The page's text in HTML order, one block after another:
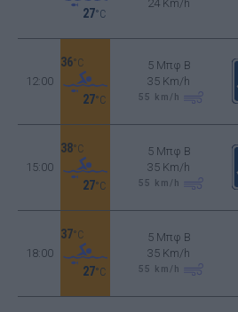
27°C
24 Km/h
12:00
36°C
27°C
5 Μπφ B
35 Km/h
55 km/h
15:00
38°C
27°C
5 Μπφ B
35 Km/h
55 km/h
18:00
37°C
27°C
5 Μπφ B
35 Km/h
55 km/h